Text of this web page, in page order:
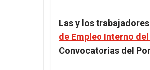
Las y los
de Empleo Interno
Convocatorias del